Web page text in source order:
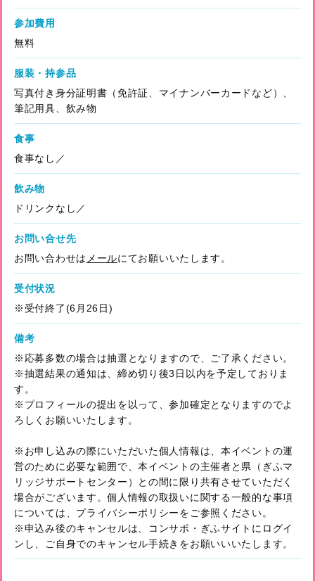
参加費用
無料
服装・持参品
写真付き身分証明書（免許証、マイナンバーカードなど）、
筆記用具、飲み物
食事
食事なし／
飲み物
ドリンクなし／
お問い合せ先
お問い合わせは メールにてお願いいたします。
受付状況
※受付終了(6月26日)
備考
※応募多数の場合は抽選となりますので、ご了承ください。
※抽選結果の通知は、締め切り後3日以内を予定しておりま
す。
※プロフィールの提出を以って、参加確定となりますのでよ
ろしくお願いいたします。
※お申し込みの際にいただいた個人情報は、本イベントの運
営のために必要な範囲で、本イベントの主催者と県（ぎふマ
リッジサポートセンター）との間に限り共有させていただく
場合がございます。個人情報の取扱いに関する一般的な事項
については、プライバシーポリシーをご参照ください。
※申込み後のキャンセルは、コンサポ・ぎふサイトにログイ
ンし、ご自身でのキャンセル手続きをお願いいいたします。